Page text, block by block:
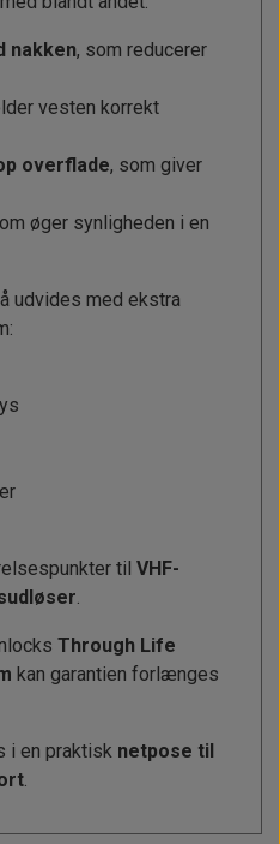
nakken, som reducerer
vesten korrekt
overflade, som giver
øger synligheden i en
udvides med ekstra
til VHF-
Through Life
kan garantien forlænges
i en praktisk netpose til